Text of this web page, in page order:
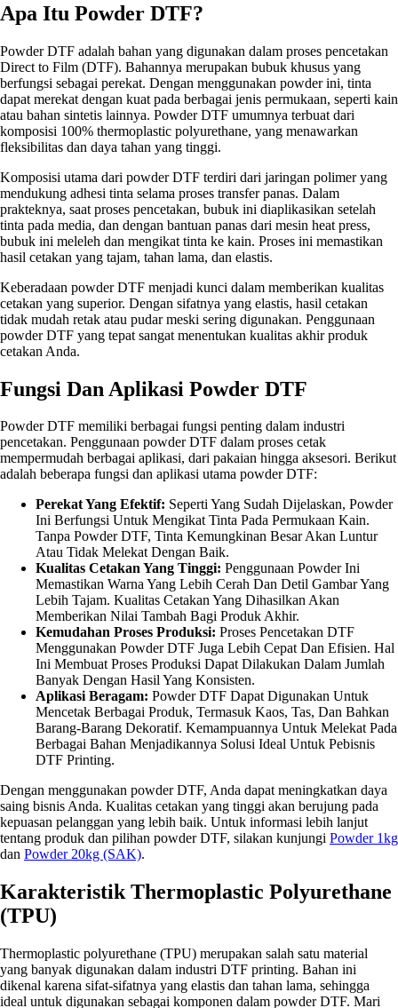
Apa Itu Powder DTF?
Powder DTF adalah bahan yang digunakan dalam proses pencetakan
Direct to Film (DTF). Bahannya merupakan bubuk khusus yang
berfungsi sebagai perekat. Dengan menggunakan powder ini, tinta
dapat merekat dengan kuat pada berbagai jenis permukaan, seperti kain
atau bahan sintetis lainnya. Powder DTF umumnya terbuat dari
komposisi 100% thermoplastic polyurethane, yang menawarkan
fleksibilitas dan daya tahan yang tinggi.
Komposisi utama dari powder DTF terdiri dari jaringan polimer yang
mendukung adhesi tinta selama proses transfer panas. Dalam
prakteknya, saat proses pencetakan, bubuk ini diaplikasikan setelah
tinta pada media, dan dengan bantuan panas dari mesin heat press,
bubuk ini meleleh dan mengikat tinta ke kain. Proses ini memastikan
hasil cetakan yang tajam, tahan lama, dan elastis.
Keberadaan powder DTF menjadi kunci dalam memberikan kualitas
cetakan yang superior. Dengan sifatnya yang elastis, hasil cetakan
tidak mudah retak atau pudar meski sering digunakan. Penggunaan
powder DTF yang tepat sangat menentukan kualitas akhir produk
cetakan Anda.
Fungsi Dan Aplikasi Powder DTF
Powder DTF memiliki berbagai fungsi penting dalam industri
pencetakan. Penggunaan powder DTF dalam proses cetak
mempermudah berbagai aplikasi, dari pakaian hingga aksesori. Berikut
adalah beberapa fungsi dan aplikasi utama powder DTF:
Perekat Yang Efektif: Seperti Yang Sudah Dijelaskan, Powder
Ini Berfungsi Untuk Mengikat Tinta Pada Permukaan Kain.
Tanpa Powder DTF, Tinta Kemungkinan Besar Akan Luntur
Atau Tidak Melekat Dengan Baik.
Kualitas Cetakan Yang Tinggi: Penggunaan Powder Ini
Memastikan Warna Yang Lebih Cerah Dan Detil Gambar Yang
Lebih Tajam. Kualitas Cetakan Yang Dihasilkan Akan
Memberikan Nilai Tambah Bagi Produk Akhir.
Kemudahan Proses Produksi: Proses Pencetakan DTF
Menggunakan Powder DTF Juga Lebih Cepat Dan Efisien. Hal
Ini Membuat Proses Produksi Dapat Dilakukan Dalam Jumlah
Banyak Dengan Hasil Yang Konsisten.
Aplikasi Beragam: Powder DTF Dapat Digunakan Untuk
Mencetak Berbagai Produk, Termasuk Kaos, Tas, Dan Bahkan
Barang-Barang Dekoratif. Kemampuannya Untuk Melekat Pada
Berbagai Bahan Menjadikannya Solusi Ideal Untuk Pebisnis
DTF Printing.
Dengan menggunakan powder DTF, Anda dapat meningkatkan daya
saing bisnis Anda. Kualitas cetakan yang tinggi akan berujung pada
kepuasan pelanggan yang lebih baik. Untuk informasi lebih lanjut
tentang produk dan pilihan powder DTF, silakan kunjungi Powder 1kg
dan Powder 20kg (SAK).
Karakteristik Thermoplastic Polyurethane
(TPU)
Thermoplastic polyurethane (TPU) merupakan salah satu material
yang banyak digunakan dalam industri DTF printing. Bahan ini
dikenal karena sifat-sifatnya yang elastis dan tahan lama, sehingga
ideal untuk digunakan sebagai komponen dalam powder DTF. Mari